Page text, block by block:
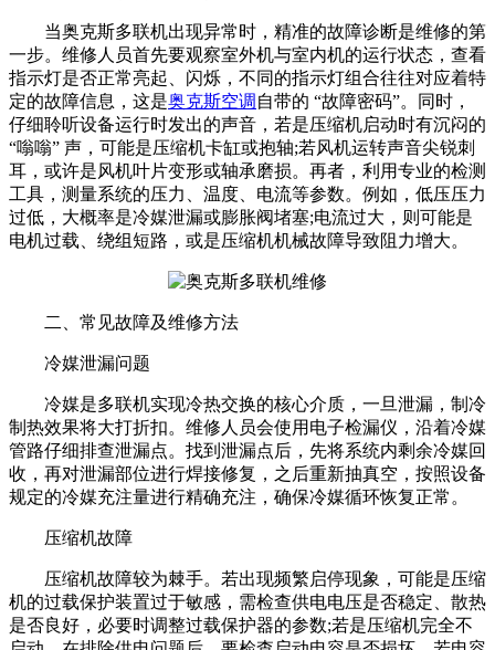
当奥克斯多联机出现异常时，精准的故障诊断是维修的第
一步。维修人员首先要观察室外机与室内机的运行状态，查看
指示灯是否正常亮起、闪烁，不同的指示灯组合往往对应着特
定的故障信息，这是奥克斯空调 自带的 “故障密码”。同时，
仔细聆听设备运行时发出的声音，若是压缩机启动时有沉闷的
“嗡嗡” 声，可能是压缩机卡缸或抱轴;若风机运转声音尖锐刺
耳，或许是风机叶片变形或轴承磨损。再者，利用专业的检测
工具，测量系统的压力、温度、电流等参数。例如，低压压力
过低，大概率是冷媒泄漏或膨胀阀堵塞;电流过大，则可能是
电机过载、绕组短路，或是压缩机机械故障导致阻力增大。
二、常见故障及维修方法
冷媒泄漏问题
冷媒是多联机实现冷热交换的核心介质，一旦泄漏，制冷
制热效果将大打折扣。维修人员会使用电子检漏仪，沿着冷媒
管路仔细排查泄漏点。找到泄漏点后，先将系统内剩余冷媒回
收，再对泄漏部位进行焊接修复，之后重新抽真空，按照设备
规定的冷媒充注量进行精确充注，确保冷媒循环恢复正常。
压缩机故障
压缩机故障较为棘手。若出现频繁启停现象，可能是压缩
机的过载保护装置过于敏感，需检查供电电压是否稳定、散热
是否良好，必要时调整过载保护器的参数;若是压缩机完全不